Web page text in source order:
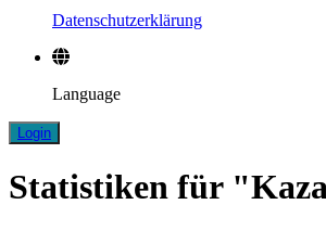
Datenschutzerklärung
Language
Login
Statistiken für